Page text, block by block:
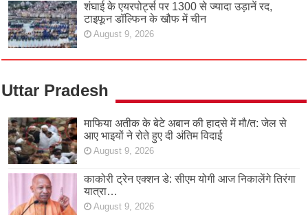
शंघाई के एयरपोर्ट्स पर 1300 से ज्यादा उड़ानें रद,
टाइफून डॉल्फिन के खौफ में चीन
August 9, 2026
Uttar Pradesh
माफिया अतीक के बेटे अबान की हादसे में मौ/त: जेल से
आए भाइयों ने रोते हुए दी अंतिम विदाई
August 9, 2026
काकोरी ट्रेन एक्शन डे: सीएम योगी आज निकालेंगे तिरंगा
यात्रा…
August 9, 2026